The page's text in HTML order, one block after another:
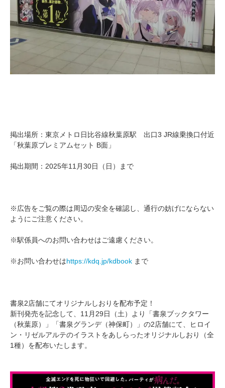
掲出場所：東京メトロ日比谷線秋葉原駅 出口3 JR線乗換口付近
「秋葉原プレミアムセット B面」
掲出期間：2025年11月30日（日）まで
※広告をご覧の際は周辺の安全を確認し、通行の妨げにならない
ようにご注意ください。
※駅係員へのお問い合わせはご遠慮ください。
※お問い合わせはhttps://kdq.jp/kdbook まで
書泉2店舗にてオリジナルしおりを配布予定！
新刊発売を記念して、11月29日（土）より「書泉ブックタワー
（秋葉原）」「書泉グランデ（神保町）」の2店舗にて、ヒロイ
ン・リゼルアルテのイラストをあしらったオリジナルしおり（全
1種）を配布いたします。